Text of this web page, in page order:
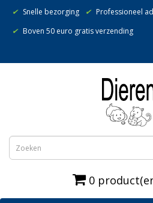
✔ Snelle bezorging ✔ Professioneel
✔ Boven 50 euro gratis verzending
0